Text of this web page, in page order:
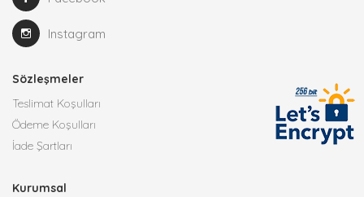
Instagram
Sözleşmeler
Teslimat Koşulları
Ödeme Koşulları
İade Şartları
Kurumsal